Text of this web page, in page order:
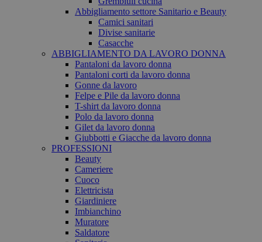
Abbigliamento settore Sanitario e Beauty
Camici sanitari
Divise sanitarie
Casacche
ABBIGLIAMENTO DA LAVORO DONNA
Pantaloni da lavoro donna
Pantaloni corti da lavoro donna
Gonne da lavoro
Felpe e Pile da lavoro donna
T-shirt da lavoro donna
Polo da lavoro donna
Gilet da lavoro donna
Giubbotti e Giacche da lavoro donna
PROFESSIONI
Beauty
Cameriere
Cuoco
Elettricista
Giardiniere
Imbianchino
Muratore
Saldatore